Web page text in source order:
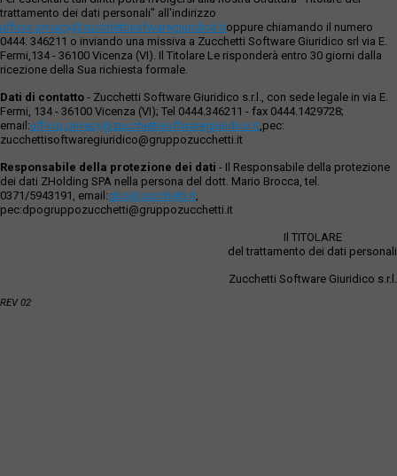
trattamento dei dati personali" all'indirizzo
ufficio.privacy@zucchettisofwaregiuridico.itoppure chiamando il numero
0444. 346211 o inviando una missiva a Zucchetti Software Giuridico srl via E.
Fermi,134 - 36100 Vicenza (VI). Il Titolare Le risponderà entro 30 giorni dalla
ricezione della Sua richiesta formale.
Dati di contatto - Zucchetti Software Giuridico s.r.l., con sede legale in via E.
Fermi, 134 - 36100 Vicenza (VI); Tel 0444.346211 - fax 0444.1429728;
email:ufficio.privacy@zucchettisoftwaregiuridico.it,pec:
zucchettisoftwaregiuridico@gruppozucchetti.it
Responsabile della protezione dei dati - Il Responsabile della protezione
dei dati ZHolding SPA nella persona del dott. Mario Brocca, tel.
0371/5943191, email:dpo@zucchetti.it,
pec:dpogruppozucchetti@gruppozucchetti.it
Il TITOLARE
del trattamento dei dati personali
Zucchetti Software Giuridico s.r.l.
REV 02